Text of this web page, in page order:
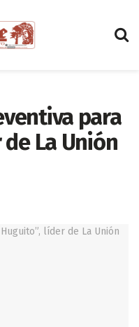
para
de La Unión